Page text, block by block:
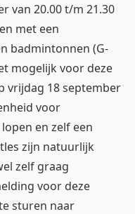
van 20.00 t/m 21.30
met een
badmintonnen (G-
mogelijk voor deze
vrijdag 18 september
voor
en zelf een
zijn natuurlijk
zelf graag
voor deze
sturen naar